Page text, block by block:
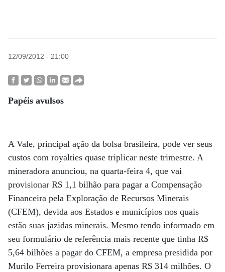
12/09/2012 - 21:00
Papéis avulsos
A Vale, principal ação da bolsa brasileira, pode ver seus
custos com royalties quase triplicar neste trimestre. A
mineradora anunciou, na quarta-feira 4, que vai
provisionar R$ 1,1 bilhão para pagar a Compensação
Financeira pela Exploração de Recursos Minerais
(CFEM), devida aos Estados e municípios nos quais
estão suas jazidas minerais. Mesmo tendo informado em
seu formulário de referência mais recente que tinha R$
5,64 bilhões a pagar do CFEM, a empresa presidida por
Murilo Ferreira provisionara apenas R$ 314 milhões. O